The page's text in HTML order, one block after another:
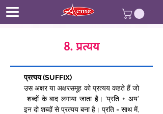
8. प्रत्यय
प्रत्यय (SUFFIX)
उस अक्षर या अक्षरसमूह को प्रत्यय कहते हैं जो
शब्दों के बाद लगाया जाता है। ‘प्रति + अय’
इन दो शब्दों से प्रत्यय बना है। प्रति = साथ में,